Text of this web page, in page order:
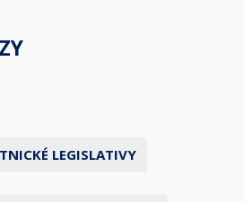
LEGISLATIVY